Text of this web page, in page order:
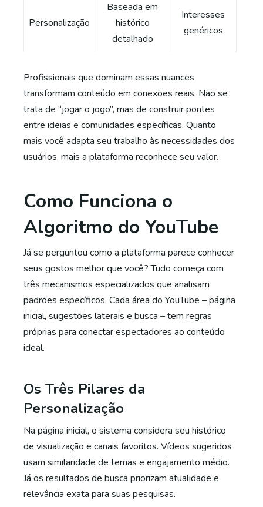
Personalização
Baseada em
histórico
detalhado
Interesses
genéricos
Profissionais que dominam essas nuances
transformam conteúdo em conexões reais. Não se
trata de “jogar o jogo”, mas de construir pontes
entre ideias e comunidades específicas. Quanto
mais você adapta seu trabalho às necessidades dos
usuários, mais a plataforma reconhece seu valor.
Como Funciona o
Algoritmo do YouTube
Já se perguntou como a plataforma parece conhecer
seus gostos melhor que você? Tudo começa com
três mecanismos especializados que analisam
padrões específicos. Cada área do YouTube – página
inicial, sugestões laterais e busca – tem regras
próprias para conectar espectadores ao conteúdo
ideal.
Os Três Pilares da
Personalização
Na página inicial, o sistema considera seu histórico
de visualização e canais favoritos. Vídeos sugeridos
usam similaridade de temas e engajamento médio.
Já os resultados de busca priorizam atualidade e
relevância exata para suas pesquisas.